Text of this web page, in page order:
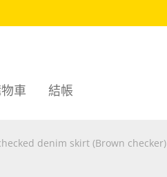
車 結帳
denim skirt (Brown checker)